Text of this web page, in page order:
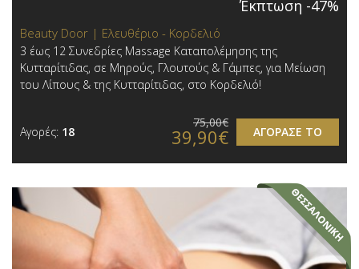
Έκπτωση -47%
Beauty Door | Ελευθέριο - Κορδελιό
3 έως 12 Συνεδρίες Massage Καταπολέμησης της
Κυτταρίτιδας, σε Μηρούς, Γλουτούς & Γάμπες, για Μείωση
του Λίπους & της Κυτταρίτιδας, στο Κορδελιό!
Αγορές: 18 ΑΓΟΡΑΣΕ ΤΟ
75,00€
39,90€